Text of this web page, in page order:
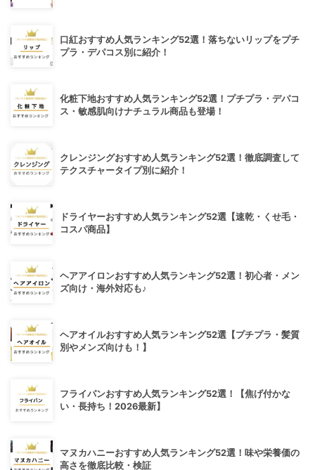
口紅おすすめ人気ランキング52選！落ちないリップをプチ
プラ・デパコス別に紹介！
化粧下地おすすめ人気ランキング52選！プチプラ・デパコ
ス・敏感肌向けナチュラル商品も登場！
クレンジングおすすめ人気ランキング52選！徹底調査して
テクスチャータイプ別に紹介！
ドライヤーおすすめ人気ランキング52選【速乾・くせ毛・
コスパ商品】
ヘアアイロンおすすめ人気ランキング52選！初心者・メン
ズ向け・海外対応も♪
ヘアオイルおすすめ人気ランキング52選【プチプラ・髪質
別やメンズ向けも！】
フライパンおすすめ人気ランキング52選！【焦げ付かな
い・長持ち！2026最新】
マヌカハニーおすすめ人気ランキング52選！味や栄養価の
高さを徹底比較・検証